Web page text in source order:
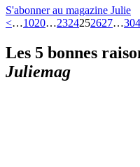
S'abonner au magazine Julie
<…1020…2324252627…30
Les 5 bonnes
Juliemag